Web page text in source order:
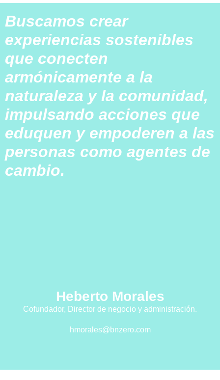
Buscamos crear
experiencias sostenibles
que conecten
armónicamente a la
naturaleza y la comunidad,
impulsando acciones que
eduquen y empoderen a las
personas como agentes de
cambio.
Heberto Morales
Cofundador, Director de negocio y administración.
hmorales@bnzero.com